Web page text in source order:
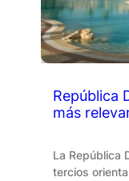
República
más
La República
tercios